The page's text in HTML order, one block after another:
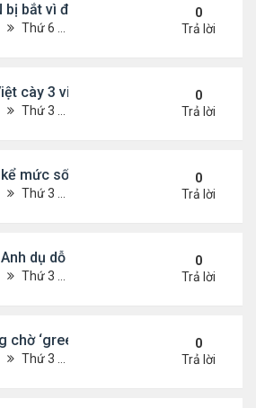
bị bắt vì đem bòn bòn vào Mỹ
Thứ 6 Tháng 4 10, 2026 6:40 pm
0
Trả lời
cày 3 việc cùng lúc, thu nhập tới
Thứ 3 Tháng 3 31, 2026 4:59 pm
0
Trả lời
mức sống 'rẻ khó tin' ở Đà Nẵng
Thứ 3 Tháng 3 31, 2026 4:52 pm
0
Trả lời
dụ dỗ "chuyển tiền - nhận quà"...
Thứ 3 Tháng 3 31, 2026 4:41 pm
0
Trả lời
chờ ‘green card,’ đi trình diện ICE, bị
Thứ 3 Tháng 3 31, 2026 4:29 pm
0
Trả lời